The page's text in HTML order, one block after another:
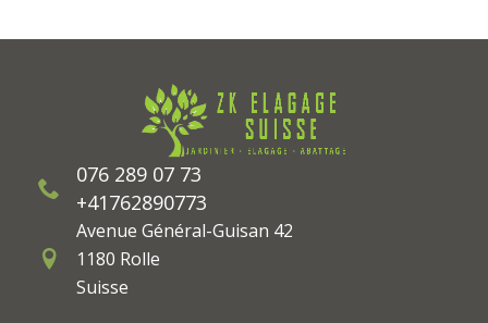
076 289 07 73
+41762890773
Avenue Général-Guisan 42
1180 Rolle
Suisse